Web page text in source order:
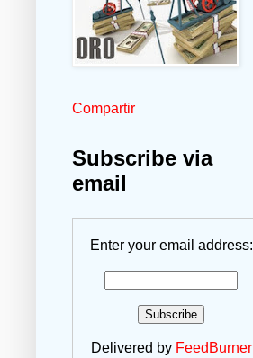
Compartir
Subscribe via
email
Enter your email address:
Delivered by FeedBurner